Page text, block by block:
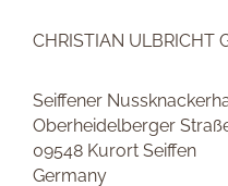
CHRISTIAN ULBRICHT
Seiffener
Oberheidelberger
09548 Kurort Seiffen
Germany